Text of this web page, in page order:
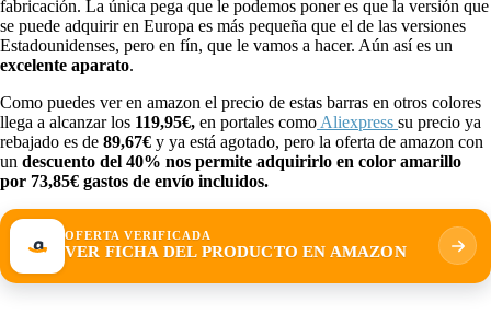
fabricación. La única pega que le podemos poner es que la versión que
se puede adquirir en Europa es más pequeña que el de las versiones
Estadounidenses, pero en fín, que le vamos a hacer. Aún así es un
excelente aparato.
Como puedes ver en amazon el precio de estas barras en otros colores
llega a alcanzar los 119,95€, en portales como Aliexpress su precio ya
rebajado es de 89,67€ y ya está agotado, pero la oferta de amazon con
un descuento del 40% nos permite adquirirlo en color amarillo
por 73,85€ gastos de envío incluidos.
OFERTA VERIFICADA
VER FICHA DEL PRODUCTO EN AMAZON